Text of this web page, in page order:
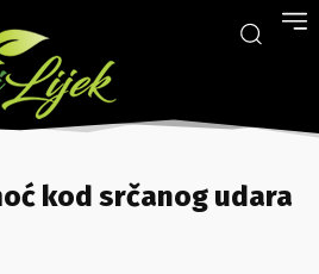
kod srčanog udara